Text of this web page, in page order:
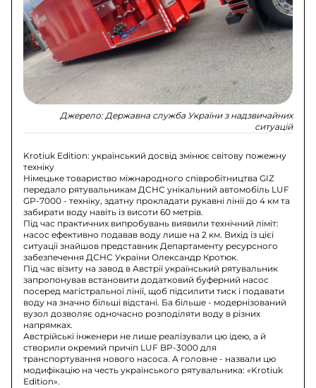
Джерело:Державна служба України з надзвичайних
ситуацій
Krotiuk Edition: український досвід змінює світову пожежну
техніку
Німецьке товариство міжнародного співробітництва GIZ
передало рятувальникам ДСНС унікальний автомобіль LUF
GP-7000 - техніку, здатну прокладати рукавні лінії до 4 км та
забирати воду навіть із висоти 60 метрів.
Під час практичних випробувань виявили технічний ліміт:
насос ефективно подавав воду лише на 2 км. Вихід із цієї
ситуації знайшов представник Департаменту ресурсного
забезпечення ДСНС України Олександр Кротюк.
Під час візиту на завод в Австрії український рятувальник
запропонував встановити додатковий буферний насос
посеред магістральної лінії, щоб підсилити тиск і подавати
воду на значно більші відстані. Ба більше - модернізований
вузол дозволяє одночасно розподіляти воду в різних
напрямках.
Австрійські інженери не лише реалізували цю ідею, а й
створили окремий причіп LUF BP-3000 для
транспортування нового насоса. А головне - назвали цю
модифікацію на честь українського рятувальника: «Krotiuk
Edition».